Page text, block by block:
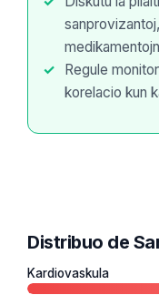
Regule
korelacio kun
Distribuo de
Kardiovaskula